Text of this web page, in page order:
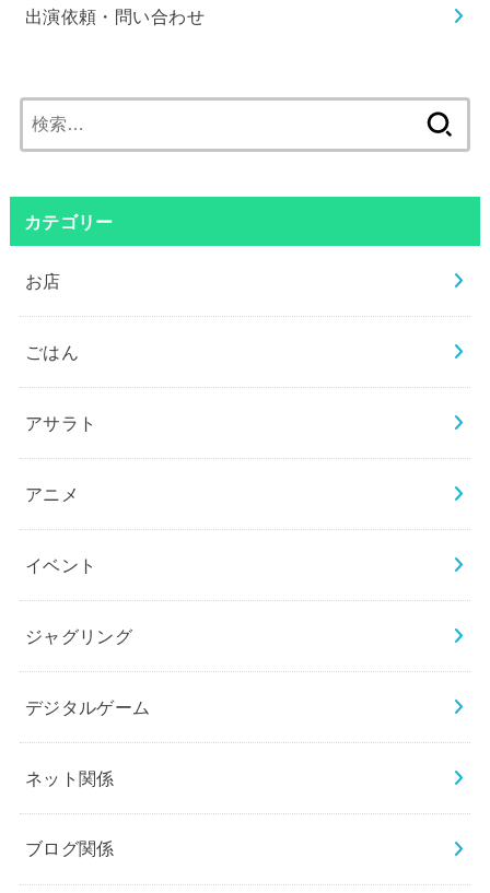
出演依頼・問い合わせ
索:
カテゴリー
お店
ごはん
アサラト
アニメ
イベント
ジャグリング
デジタルゲーム
ネット関係
ブログ関係